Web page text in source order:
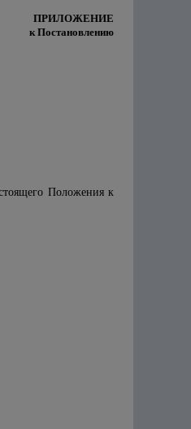
ПРИЛОЖЕНИЕ
к Постановлению
Положения к